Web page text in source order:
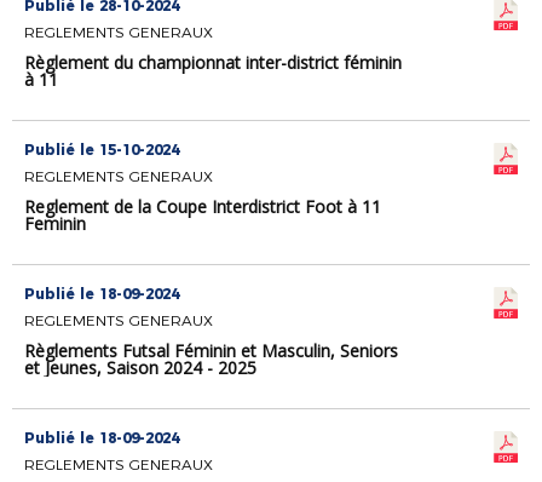
Publié le 28-10-2024
REGLEMENTS GENERAUX
Règlement du championnat inter-district féminin
à 11
Publié le 15-10-2024
REGLEMENTS GENERAUX
Reglement de la Coupe Interdistrict Foot à 11
Feminin
Publié le 18-09-2024
REGLEMENTS GENERAUX
Règlements Futsal Féminin et Masculin, Seniors
et Jeunes, Saison 2024 - 2025
Publié le 18-09-2024
REGLEMENTS GENERAUX